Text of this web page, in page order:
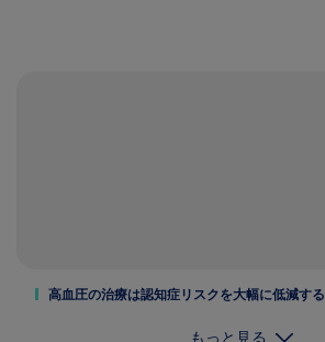
高血圧の治療は認知症リスクを大幅に低減する
もっと見る